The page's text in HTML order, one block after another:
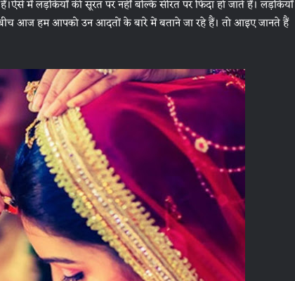
में लड़कियों की सूरत पर नहीं बल्कि सीरत पर फिदा हो जाते हैं। लड़कियों
आज हम आपको उन आदतों के बारे में बताने जा रहे हैं। तो आइए जानते हैं